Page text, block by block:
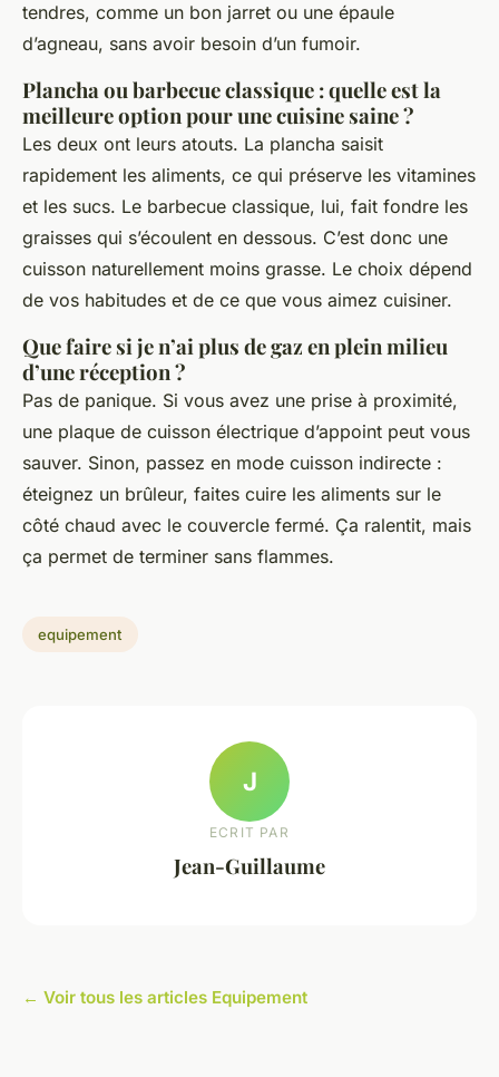
tendres, comme un bon jarret ou une épaule
d’agneau, sans avoir besoin d’un fumoir.
Plancha ou barbecue classique : quelle est la
meilleure option pour une cuisine saine ?
Les deux ont leurs atouts. La plancha saisit
rapidement les aliments, ce qui préserve les vitamines
et les sucs. Le barbecue classique, lui, fait fondre les
graisses qui s’écoulent en dessous. C’est donc une
cuisson naturellement moins grasse. Le choix dépend
de vos habitudes et de ce que vous aimez cuisiner.
Que faire si je n’ai plus de gaz en plein milieu
d’une réception ?
Pas de panique. Si vous avez une prise à proximité,
une plaque de cuisson électrique d’appoint peut vous
sauver. Sinon, passez en mode cuisson indirecte :
éteignez un brûleur, faites cuire les aliments sur le
côté chaud avec le couvercle fermé. Ça ralentit, mais
ça permet de terminer sans flammes.
equipement
J
ECRIT PAR
Jean-Guillaume
← Voir tous les articles Equipement